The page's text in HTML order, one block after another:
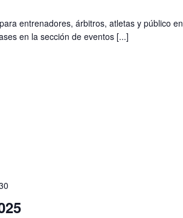
entrenadores, árbitros, atletas y público en
en la sección de eventos [...]